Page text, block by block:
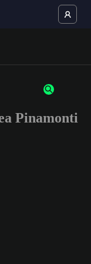
or numbers
Pinamonti